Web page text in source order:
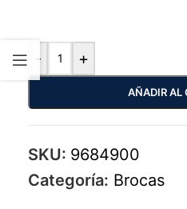
- +
AÑADIR AL
SKU: 9684900
Categoría: Brocas